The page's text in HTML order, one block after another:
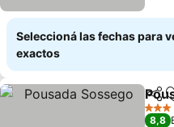
Seleccioná las fechas para
exactos
3
8,8